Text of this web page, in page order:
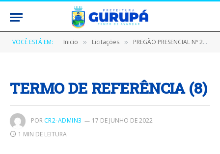
VOCÊ ESTÁ EM: Inicio » Licitações » PREGÃO PRESENCIAL Nº 260601/2021 (AQUISIÇÃO DE MATERIAL GRÁFICO, A FIM DE ATENDER AS DEMANDAS DAS UNIDADES ADMINISTRATIVAS DO MUNICÍPIO DE GURUPÁ/PA)
TERMO DE REFERÊNCIA (8)
POR CR2-ADMIN3
17 DE JUNHO DE 2022
1 MIN DE LEITURA